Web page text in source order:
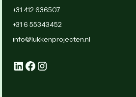
+31 412 636507
+31 6 55343452
info@lukkenprojecten.nl